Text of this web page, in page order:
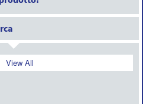
View All